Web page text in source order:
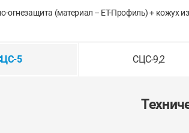
огнезащита (материал – ЕТ-Профиль) + кожух
5 СЦС-9,2